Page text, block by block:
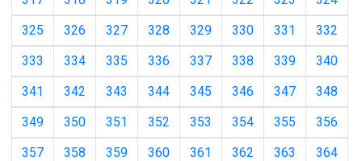
325
326 327 328 329 330 331
332
333
334 335 336 337 338 339
340
341
342 343 344 345 346 347
348
349
350 351 352 353 354 355
356
357
358 359 360 361 362 363
364